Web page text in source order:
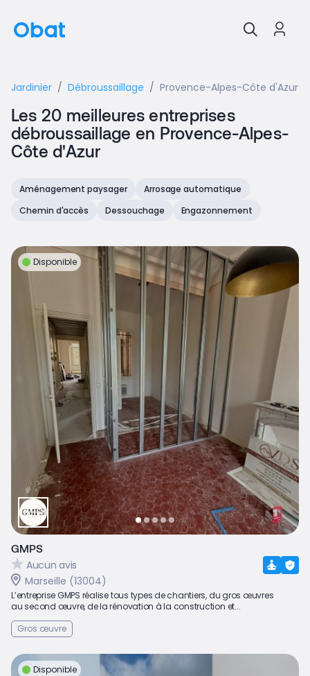
Jardinier Débroussaillage Provence-Alpes-Côte d'Azur
Les 20 meilleures entreprises
débroussaillage en Provence-Alpes-
Côte d'Azur
Aménagement paysager
Arrosage automatique
Chemin d'accès
Dessouchage Engazonnement
Disponible
GMPS
Aucun avis
Marseille (13004)
L’entreprise GMPS réalise tous types de chantiers, du gros œuvres
au second œuvre, de la rénovation à la construction et...
Gros œuvre
Disponible